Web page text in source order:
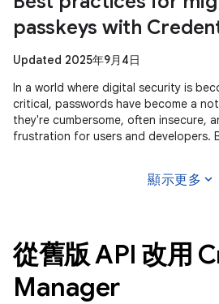
passkeys with
Updated 2025年9月4日
In a world where digital security is
critical, passwords have become a
they're cumbersome, often insecure,
frustration for users and developers.
顯示更多 expand_more
從舊版 API 改用
Manager